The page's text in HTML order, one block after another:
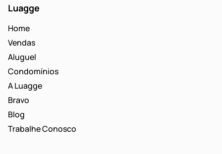
Luagge
Home
Vendas
Aluguel
Condomínios
A Luagge
Bravo
Blog
Trabalhe Conosco